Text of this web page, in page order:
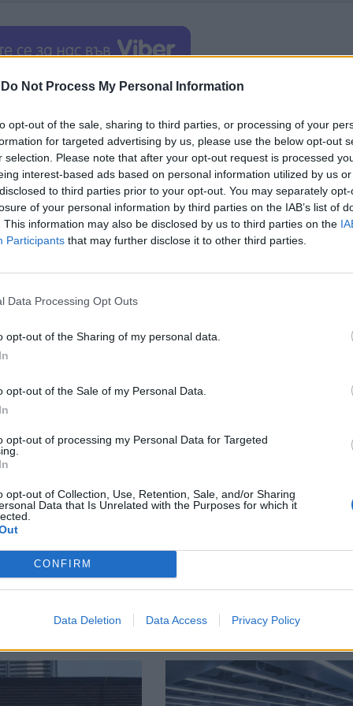
Do Not Process My Personal Information
opt-out of the sale, sharing to third parties, or processing of your
for targeted advertising by us, please use the below opt-out
selection. Please note that after your opt-out request is processed
interest-based ads based on personal information utilized by us
to third parties prior to your opt-out. You may separately
of your personal information by third parties on the IAB’s list of
This information may also be disclosed by us to third parties on the
Participants that may further disclose it to other third parties.
Data Processing Opt Outs
opt-out of the Sharing of my personal data.
opt-out of the Sale of my Personal Data.
opt-out of processing my Personal Data for Targeted
opt-out of Collection, Use, Retention, Sale, and/or Sharing
Data that Is Unrelated with the Purposes for which it
CONFIRM
Data Deletion Data Access Privacy Policy
за плащане, което, по мнението на
се пазар на цифровите технологии в
на съда. Прессекретарят на Google
на индонезийския пазар на
НОВИНИ »
Последвайте ни във
facebook
в: